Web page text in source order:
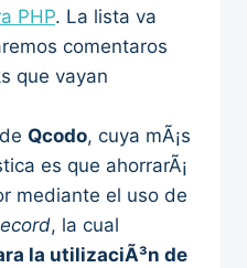
PHP. La lista va
comentaros
que vayan
Qcodo, cuya mÃ¡s
es que ahorrarÃ¡
mediante el uso de
, la cual
la utilizaciÃ³n de